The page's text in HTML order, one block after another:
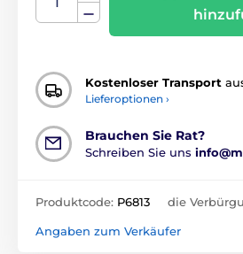
Kostenloser Transport
Lieferoptionen ›
Brauchen Sie Rat?
Schreiben Sie uns
Produktcode: P6813 die
Angaben zum Verkäufer